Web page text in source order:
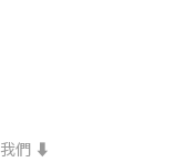
們 ⬇️